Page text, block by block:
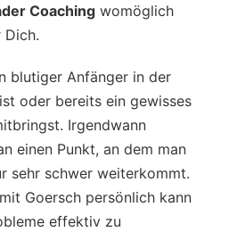
Coaching womöglich
Dich.
blutiger Anfänger in der
oder bereits ein gewisses
Irgendwann
einen Punkt, an dem man
sehr schwer weiterkommt.
mit Goersch persönlich kann
effektiv zu